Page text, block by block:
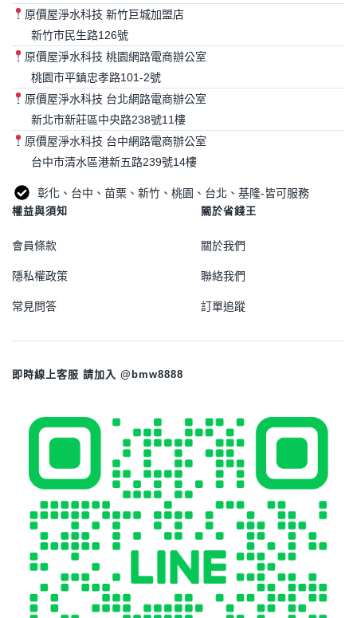
原價屋淨水科技 新竹巨城加盟店
新竹市民生路126號
原價屋淨水科技 桃園網路電商辦公室
桃園市平鎮忠孝路101-2號
原價屋淨水科技 台北網路電商辦公室
新北市新莊區中央路238號11樓
原價屋淨水科技 台中網路電商辦公室
台中市清水區港新五路239號14樓
彰化、台中、苗栗、新竹、桃園、台北、基隆-皆可服務
權益與須知
會員條款
隱私權政策
常見問答
關於省錢王
關於我們
聯絡我們
訂單追蹤
即時線上客服 請加入 @bmw8888